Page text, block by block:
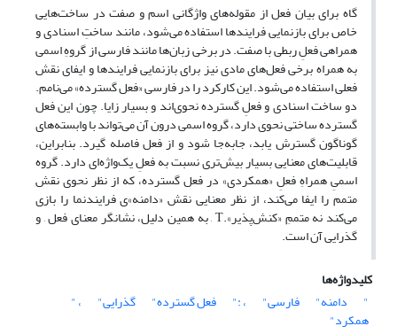
گاه برای بیان فعل از مقوله‌های واژگانی اسم و صفت در ساخت‌هایی
خاص برای بازنمایی فرایندها استفاده می‌شود، مانند ساختِ اسنادی و
همراهی فعلِ ربطی با صفت. در برخی زبان‌ها مانند فارسی از گروهِ اسمی
به همراه برخی فعل‌های مادی نیز برای بازنمایی فرایندها و ایفای نقش
فعلی استفاده می‌شود. این کارکرد را در فارسی «فعل گسترده» می‌نامم.
دو ساخت اسنادی و فعلِ گسترده نحوی‌اند و بسیار زایا. چون این فعل
گسترده ساختی نحوی دارد، گروه اسمی درون آن می‌تواند با وابسته‌های
گوناگون گسترش یابد، جابه‌جا شود و از فعل فاصله گیرد. بنابراین،
قابلیت‌های معنایی بسیار بیش‌تری نسبت به فعلِ یک‌واژه‌ای دارد. گروه
اسمیِ همراهِ فعلِ «همکردی» در فعل گسترده، که از نظر نحوی نقش
متمم را ایفا می‌کند، از نظر معنایی نقش «دامنه»ی فرایندنما را بازی
می‌کند نه متممِ «کنش‌پذیر».T , به همین دلیل، نشانگر معنای فعل , و
گذرایی آن است.
کلیدواژه‌ها
"
دامنه" فارسی" ، :" فعل گسترده" گذرایی" ، "
همکرد"